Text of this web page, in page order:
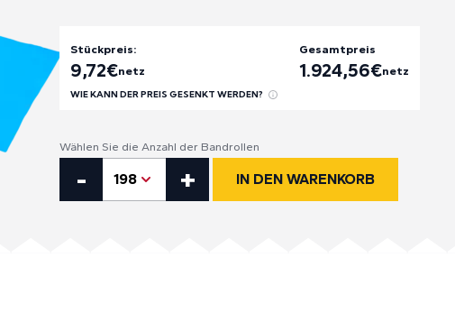
Stückpreis:
9,72€netz
WIE KANN DER PREIS GESENKT WERDEN?
Gesamtpreis
1.924,56€netz
Wählen Sie die Anzahl der Bandrollen
- 198 + IN DEN WARENKORB